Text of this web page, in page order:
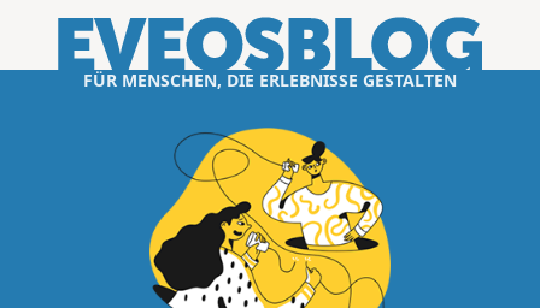
FÜR MENSCHEN, DIE ERLEBNISSE GESTALTEN